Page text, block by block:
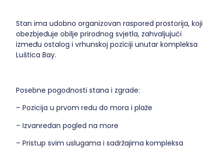
Stan ima udobno organizovan raspored prostorija, koji
obezbjeđuje obilje prirodnog svjetla, zahvaljujući
između ostalog i vrhunskoj poziciji unutar kompleksa
Luštica Bay.
Posebne pogodnosti stana i zgrade:
– Pozicija u prvom redu do mora i plaže
– Izvanredan pogled na more
– Pristup svim uslugama i sadržajima kompleksa